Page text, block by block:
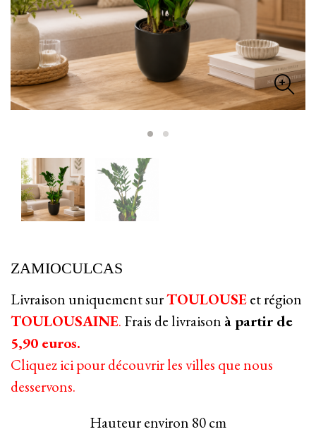
ZAMIOCULCAS
Livraison uniquement surTOULOUSEet région
TOULOUSAINE. Frais de livraison à partir de
5,90 euros.
Cliquez ici pour découvrir les villes que nous
desservons.
Hauteur environ 80 cm